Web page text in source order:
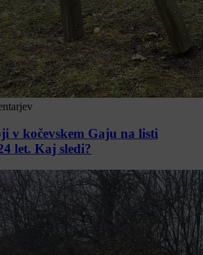
v kočevskem Gaju na listi
let. Kaj sledi?